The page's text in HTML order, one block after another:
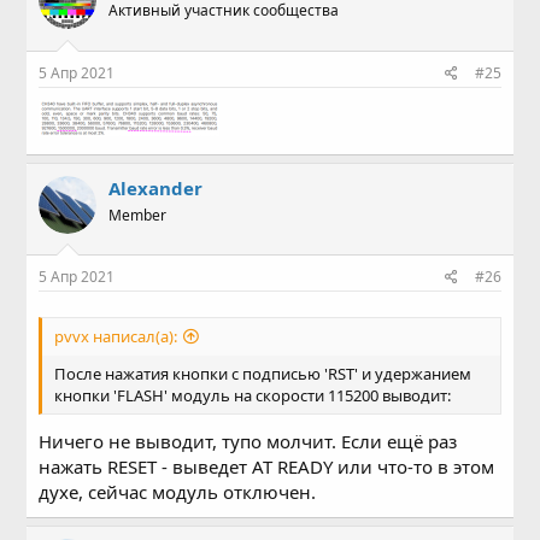
пользователь должен жать кнопу reset без кнопки flash
(или прописать табличку адресов старта в RAM по
формату загрузки boot)
Буфер приема находиться в 0x1003B000 - в него писать
не стоит, как и в стек CPU, но всё можно...
Активный участник сообщества
5 Апр 2021 #25
Alexander
Member
5 Апр 2021 #26
pvvx написал(а):
После нажатия кнопки c подписью 'RST' и удержанием
кнопки 'FLASH' модуль на скорости 115200 выводит:
Ничего не выводит, тупо молчит. Если ещё раз
нажать RESET - выведет AT READY или что-то в этом
духе, сейчас модуль отключен.